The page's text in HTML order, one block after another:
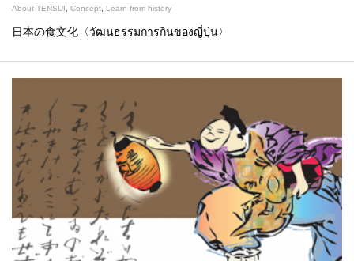
About TENSUI Concept Learn from history
日本の食文化〈วัฒนธรรมการกินของญี่ปุ่น〉